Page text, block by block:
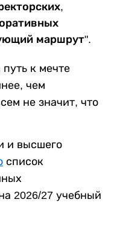
маршрут".
к мечте
чем
не значит, что
и высшего
список
2026/27 учебный